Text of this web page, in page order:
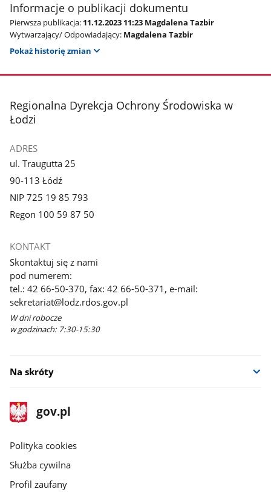
Informacje o publikacji dokumentu
Pierwsza publikacja: 11.12.2023 11:23 Magdalena Tazbir
Wytwarzający/ Odpowiadający: Magdalena Tazbir
Pokaż historię zmian
stopka
Regionalna Dyrekcja Ochrony Środowiska w
Łodzi
ADRES
ul. Traugutta 25
90-113 Łódź
NIP 725 19 85 793
Regon 100 59 87 50
KONTAKT
Skontaktuj się z nami
pod numerem:
tel.: 42 66-50-370, fax: 42 66-50-371, e-mail:
sekretariat@lodz.rdos.gov.pl
W dni robocze
w godzinach: 7:30-15:30
Na skróty
stopka
gov.pl
Strona
gov.pl
gov.pl
Polityka cookies
Służba cywilna
Profil zaufany